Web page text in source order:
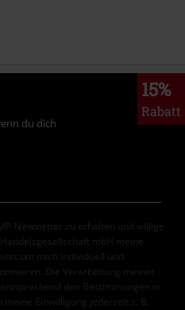
15%
Rabatt
du dich
Newsletter zu erhalten und willige
mbH meine
um mich individuell und
Die Verarbeitung meiner
den Bestimmungen in
meine Einwilligung jederzeit z. B.